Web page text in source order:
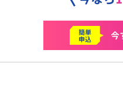
簡単
申込 今